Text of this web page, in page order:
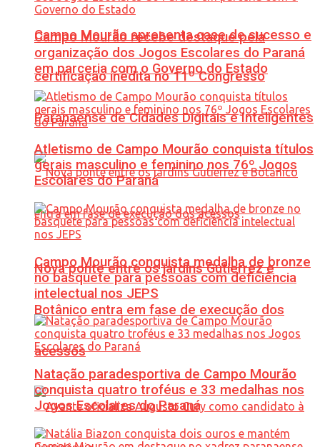
Campo Mourão apresenta case de sucesso e
certificação inédita no 11º Congresso
Paranaense de Cidades Digitais e Inteligentes
Nova ponte entre os jardins Gutierrez e
Botânico entra em fase de execução dos
acessos
Campo Mourão recebe destaque pela
organização dos Jogos Escolares do Paraná
em parceria com o Governo do Estado
Atletismo de Campo Mourão conquista títulos
gerais masculino e feminino nos 76º Jogos
Escolares do Paraná
Campo Mourão conquista medalha de bronze
no basquete para pessoas com deficiência
intelectual nos JEPS
Natação paradesportiva de Campo Mourão
conquista quatro troféus e 33 medalhas nos
Jogos Escolares do Paraná